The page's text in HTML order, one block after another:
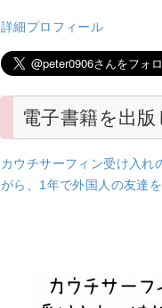
詳細プロフィール
電子書籍を出版
カウチサーフィン受け入
がら、1年で外国人の友達